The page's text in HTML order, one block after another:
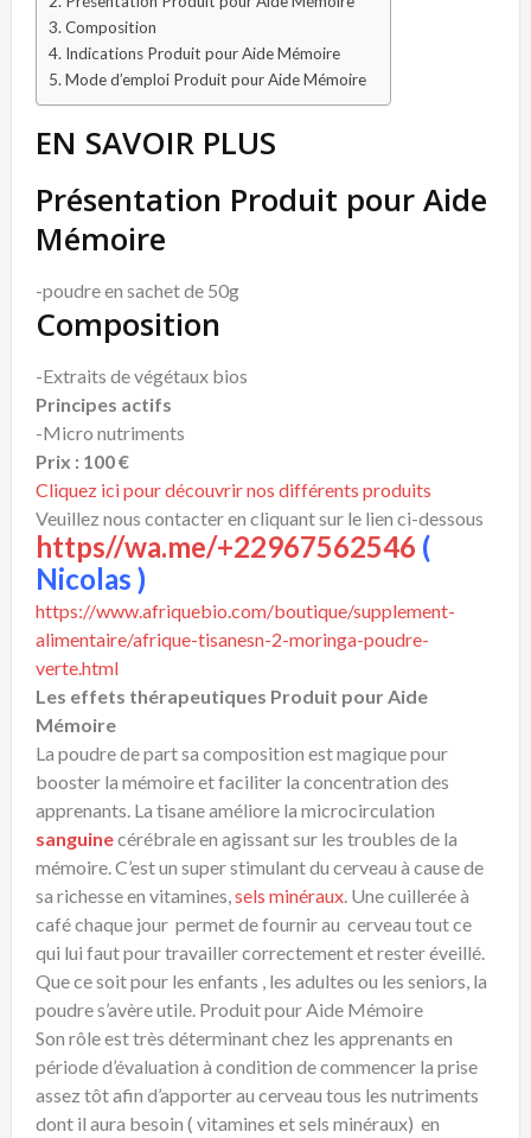
Composition
Indications Produit pour Aide Mémoire
Mode d’emploi Produit pour Aide Mémoire
EN SAVOIR PLUS
Présentation Produit pour Aide
Mémoire
-poudre en sachet de 50g
Composition
-Extraits de végétaux bios
Principes actifs
-Micro nutriments
Prix : 100 €
Cliquez ici pour découvrir nos différents produits
Veuillez nous contacter en cliquant sur le lien ci-dessous
https//wa.me/+22967562546 (
Nicolas )
https://www.afriquebio.com/boutique/supplement-
alimentaire/afrique-tisanesn-2-moringa-poudre-
verte.html
Les effets thérapeutiques Produit pour Aide
Mémoire
La poudre de part sa composition est magique pour
booster la mémoire et faciliter la concentration des
apprenants. La tisane améliore la microcirculation
sanguinecérébrale en agissant sur les troubles de la
mémoire. C’est un super stimulant du cerveau à cause de
sa richesse en vitamines, sels minéraux . Une cuillerée à
café chaque jour permet de fournir au cerveau tout ce
qui lui faut pour travailler correctement et rester éveillé.
Que ce soit pour les enfants , les adultes ou les seniors, la
poudre s’avère utile. Produit pour Aide Mémoire
Son rôle est très déterminant chez les apprenants en
période d’évaluation à condition de commencer la prise
assez tôt afin d’apporter au cerveau tous les nutriments
dont il aura besoin ( vitamines et sels minéraux) en